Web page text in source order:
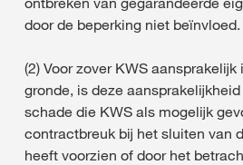
door de beperking niet beïnvloed.
(2) Voor zover KWS
gronde, is deze
schade die KWS als mogelijk
contractbreuk bij het sluiten van
heeft voorzien of door het